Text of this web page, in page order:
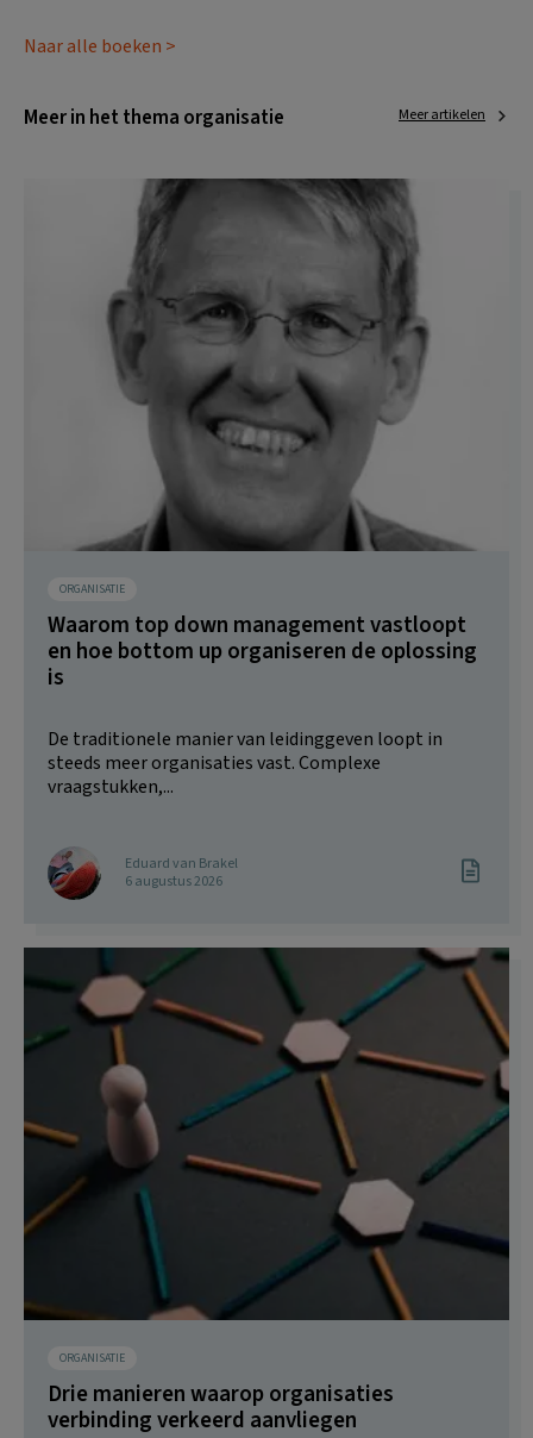
Naar alle boeken >
Meer in het thema organisatie Meer artikelen
ORGANISATIE
Waarom top down management vastloopt
en hoe bottom up organiseren de oplossing
is
De traditionele manier van leidinggeven loopt in
steeds meer organisaties vast. Complexe
vraagstukken,...
Eduard van Brakel
6 augustus 2026
ORGANISATIE
Drie manieren waarop organisaties
verbinding verkeerd aanvliegen